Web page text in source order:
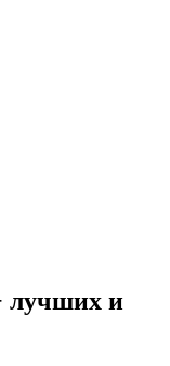
лучших и